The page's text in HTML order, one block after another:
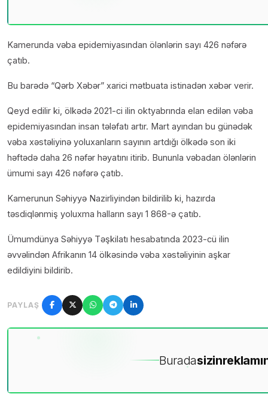
Kamerunda vəba epidemiyasından ölənlərin sayı 426 nəfərə
çatıb.
Bu barədə “Qərb Xəbər” xarici mətbuata istinadən xəbər verir.
Qeyd edilir ki, ölkədə 2021-ci ilin oktyabrında elan edilən vəba
epidemiyasından insan tələfatı artır. Mart ayından bu günədək
vəba xəstəliyinə yoluxanların sayının artdığı ölkədə son iki
həftədə daha 26 nəfər həyatını itirib. Bununla vəbadan ölənlərin
ümumi sayı 426 nəfərə çatıb.
Kamerunun Səhiyyə Nazirliyindən bildirilib ki, hazırda
təsdiqlənmiş yoluxma halların sayı 1 868-ə çatıb.
Ümumdünya Səhiyyə Təşkilatı hesabatında 2023-cü ilin
əvvəlindən Afrikanın 14 ölkəsində vəba xəstəliyinin aşkar
edildiyini bildirib.
PAYLAŞ
Buradasizin